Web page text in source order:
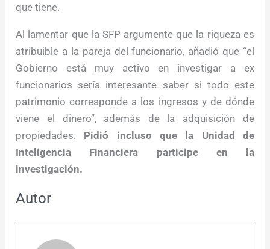
que tiene.
Al lamentar que la SFP argumente que la riqueza es
atribuible a la pareja del funcionario, añadió que “el
Gobierno está muy activo en investigar a ex
funcionarios sería interesante saber si todo este
patrimonio corresponde a los ingresos y de dónde
viene el dinero”, además de la adquisición de
propiedades. Pidió incluso que la Unidad de
Inteligencia Financiera participe en la
investigación.
Autor